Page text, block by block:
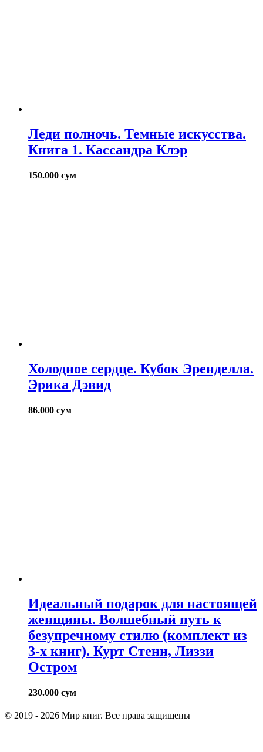
Леди полночь. Темные искусства.
Книга 1. Кассандра Клэр
150.000 сум
Холодное сердце. Кубок Эренделла.
Эрика Дэвид
86.000 сум
Идеальный подарок для настоящей
женщины. Волшебный путь к
безупречному стилю (комплект из
3-х книг). Курт Стенн, Лиззи
Остром
230.000 сум
© 2019 - 2026 Мир книг. Все права защищены